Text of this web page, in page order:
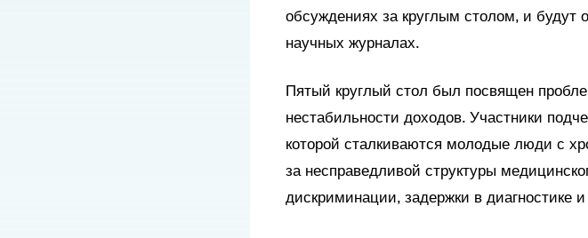
обсуждениях за круглым столом, и будут
научных журналах.
Пятый круглый стол был посвящен
нестабильности доходов. Участники
которой сталкиваются молодые люди с
за несправедливой структуры
дискриминации, задержки в диагностике